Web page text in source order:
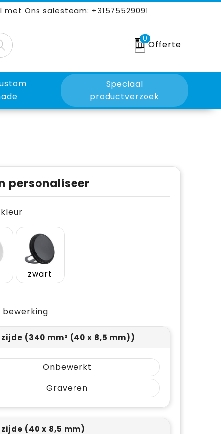
met Ons salesteam: +31575529091
0
Offerte
Speciaal
productverzoek
personaliseer
kleur
zwart
bewerking
(340 mm² (40 x 8,5 mm))
Onbewerkt
Graveren
(40 x 8,5 mm)